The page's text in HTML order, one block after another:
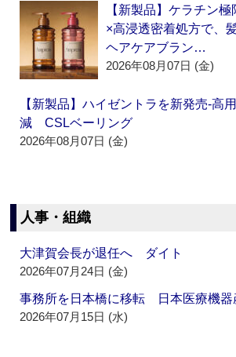
【新製品】ケラチン
×高浸透密着処方で、
ヘアケアブラン…
2026年08月07日 (金)
【新製品】ハイゼントラを新発売‐高
減 CSLベーリング
2026年08月07日 (金)
人事・組織
大津賀会長が退任へ ダイト
2026年07月24日 (金)
事務所を日本橋に移転 日本医療機器
2026年07月15日 (水)